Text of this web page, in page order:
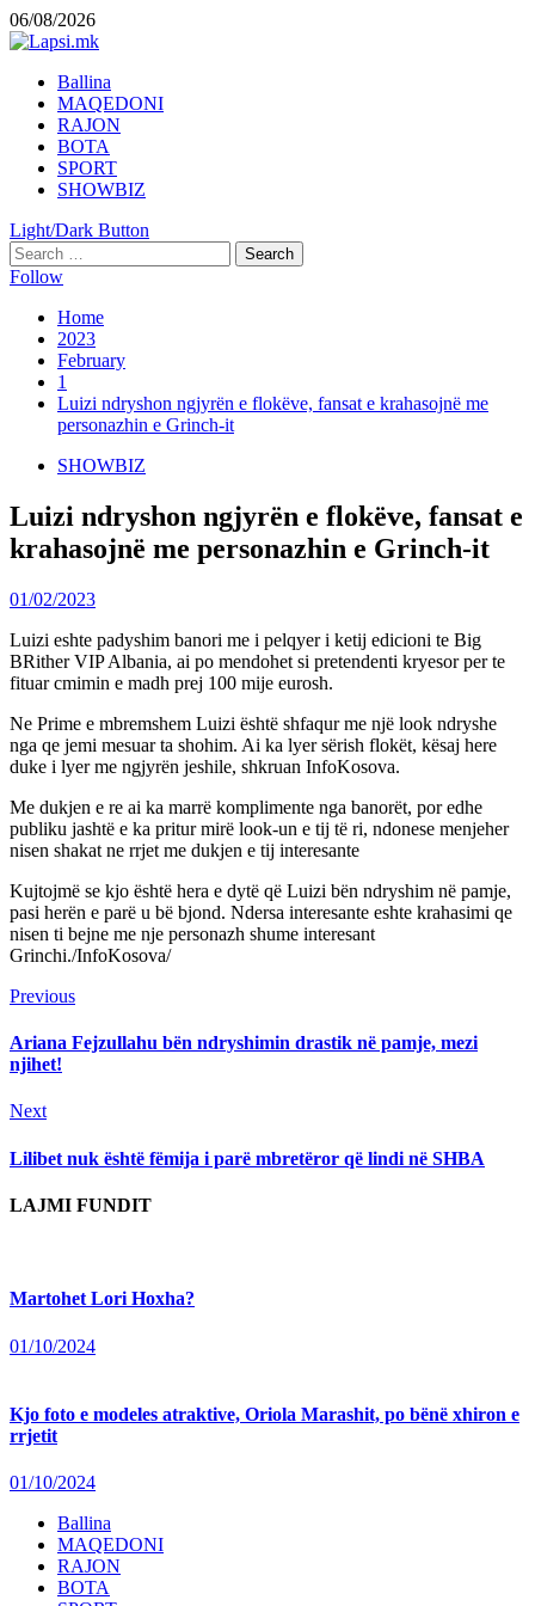
Skip
to
06/08/2026
Primary
Menu
Ballina
MAQEDONI
RAJON
BOTA
SPORT
SHOWBIZ
Light/Dark Button
Search
for:
Follow
Home
2023
February
1
Luizi ndryshon ngjyrën e flokëve, fansat e krahasojnë me
personazhin e Grinch-it
SHOWBIZ
Luizi ndryshon ngjyrën e flokëve, fansat e
krahasojnë me personazhin e Grinch-it
01/02/2023
Luizi eshte padyshim banori me i pelqyer i ketij edicioni te Big
BRither VIP Albania, ai po mendohet si pretendenti kryesor per te
fituar cmimin e madh prej 100 mije eurosh.
Ne Prime e mbremshem Luizi është shfaqur me një look ndryshe
nga qe jemi mesuar ta shohim. Ai ka lyer sërish flokët, kësaj here
duke i lyer me ngjyrën jeshile, shkruan InfoKosova.
Me dukjen e re ai ka marrë komplimente nga banorët, por edhe
publiku jashtë e ka pritur mirë look-un e tij të ri, ndonese menjeher
nisen shakat ne rrjet me dukjen e tij interesante
Kujtojmë se kjo është hera e dytë që Luizi bën ndryshim në pamje,
pasi herën e parë u bë bjond. Ndersa interesante eshte krahasimi qe
nisen ti bejne me nje personazh shume interesant
Grinchi./InfoKosova/
Continue
Reading
PreviousPrevious
Ariana Fejzullahu bën ndryshimin drastik në pamje, mezi
njihet!
NextNext
Lilibet nuk është fëmija i parë mbretëror që lindi në SHBA
LAJMI FUNDIT
Martohet Lori Hoxha?
01/10/2024
Kjo foto e modeles atraktive, Oriola Marashit, po bënë xhiron e
rrjetit
01/10/2024
Ballina
MAQEDONI
RAJON
BOTA